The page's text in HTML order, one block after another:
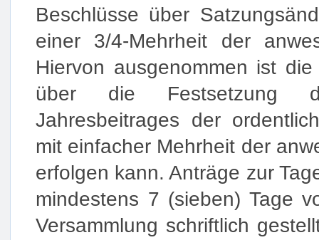
Beschlüsse über
einer 3/4-Mehrheit der
Hiervon ausgenommen ist
über die Festsetzung
Jahresbeitrages der
mit einfacher Mehrheit der
erfolgen kann. Anträge zur
mindestens 7 (sieben) Tage
Versammlung schriftlich